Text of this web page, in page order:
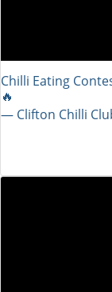
Chilli Eating
🔥
― Clifton Chilli